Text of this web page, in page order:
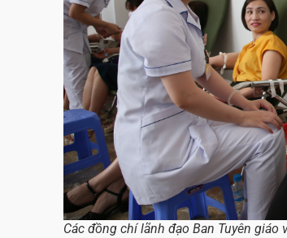
Các đồng chí lãnh đạo Ban Tuyên giáo